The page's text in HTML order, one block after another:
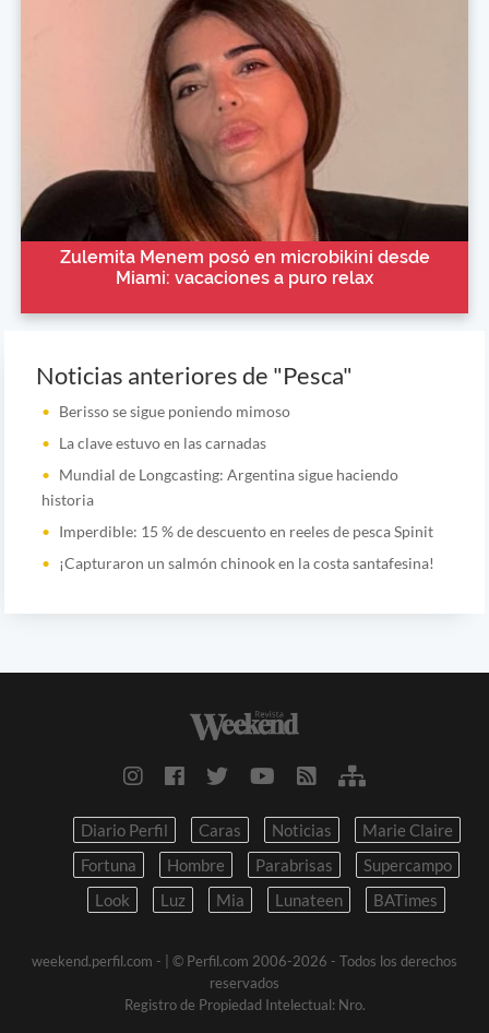
Zulemita Menem posó en microbikini desde
Miami: vacaciones a puro relax
Noticias anteriores de "Pesca"
Berisso se sigue poniendo mimoso
La clave estuvo en las carnadas
Mundial de Longcasting: Argentina sigue haciendo
historia
Imperdible: 15 % de descuento en reeles de pesca Spinit
¡Capturaron un salmón chinook en la costa santafesina!
Diario Perfil Caras Noticias
Marie Claire
Fortuna
Hombre Parabrisas
Supercampo
Look
Luz Mia Lunateen BATimes
weekend.perfil.com -
| © Perfil.com 2006-2026 - Todos los derechos
reservados
Registro de Propiedad Intelectual: Nro.